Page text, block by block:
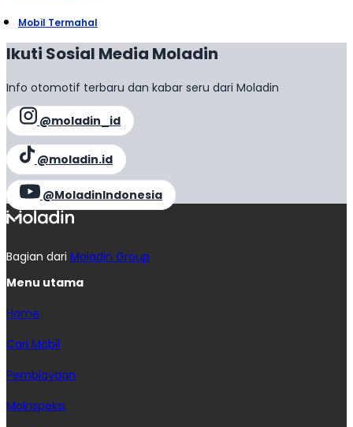
Mobil Termahal
Ikuti Sosial Media Moladin
Info otomotif terbaru dan kabar seru dari Moladin
@moladin_id
@moladin.id
@MoladinIndonesia
Bagian dari Moladin Group
Menu utama
Home
Cari Mobil
Pembiayaan
MoInspeksi